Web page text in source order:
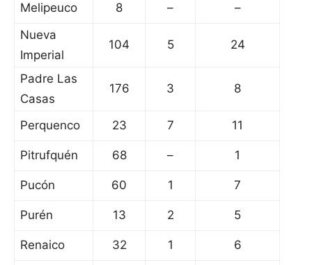
Melipeuco 8 –
–
Nueva
Imperial
104 5 24
Padre Las
Casas
176 3 8
Perquenco 23 7 11
Pitrufquén 68 – 1
Pucón 60 1 7
Purén 13 2 5
Renaico 32 1 6